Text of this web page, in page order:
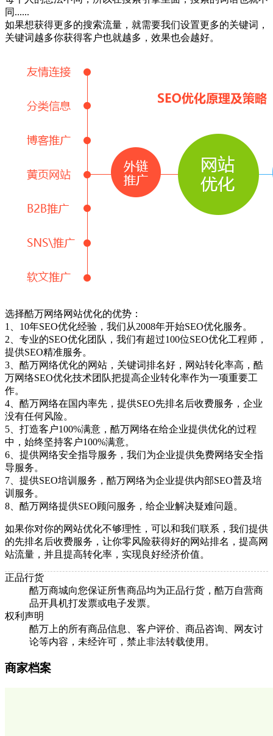
同......
如果想获得更多的搜索流量，就需要我们设置更多的关键词，
关键词越多你获得客户也就越多，效果也会越好。
选择酷万网络网站优化的优势：
1、10年SEO优化经验，我们从2008年开始SEO优化服务。
2、专业的SEO优化团队，我们有超过100位SEO优化工程师，
提供SEO精准服务。
3、酷万网络优化的网站，关键词排名好，网站转化率高，酷
万网络SEO优化技术团队把提高企业转化率作为一项重要工
作。
4、酷万网络在国内率先，提供SEO先排名后收费服务，企业
没有任何风险。
5、打造客户100%满意，酷万网络在给企业提供优化的过程
中，始终坚持客户100%满意。
6、提供网络安全指导服务，我们为企业提供免费网络安全指
导服务。
7、提供SEO培训服务，酷万网络为企业提供内部SEO普及培
训服务。
8、酷万网络提供SEO顾问服务，给企业解决疑难问题。
如果你对你的网站优化不够理性，可以和我们联系，我们提供
的先排名后收费服务，让你零风险获得好的网站排名，提高网
站流量，并且提高转化率，实现良好经济价值。
正品行货
酷万商城向您保证所售商品均为正品行货，酷万自营商
品开具机打发票或电子发票。
权利声明
酷万上的所有商品信息、客户评价、商品咨询、网友讨
论等内容，未经许可，禁止非法转载使用。
商家档案